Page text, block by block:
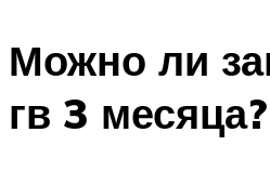
Можно ли
гв 3 месяца?